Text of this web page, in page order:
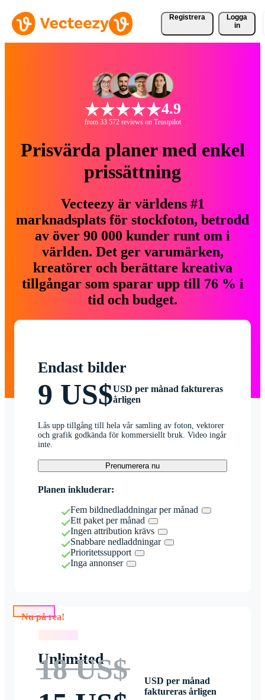
Registrera
Logga
in
4.9
from 33 572 reviews on Trustpilot
Prisvärda planer med enkel
prissättning
Vecteezy är världens #1
marknadsplats för stockfoton, betrodd
av över 90 000 kunder runt om i
världen. Det ger varumärken,
kreatörer och berättare kreativa
tillgångar som sparar upp till 76 % i
tid och budget.
Endast bilder
9 US$USD per månad faktureras
årligen
Lås upp tillgång till hela vår samling av foton, vektorer
och grafik godkända för kommersiellt bruk. Video ingår
inte.
Prenumerera nu
Planen inkluderar:
Fem bildnedladdningar per månad
Ett paket per månad
Ingen attribution krävs
Snabbare nedladdningar
Prioritetssupport
Inga annonser
Nu på rea!
Unlimited
18 US$
USD per månad
faktureras årligen